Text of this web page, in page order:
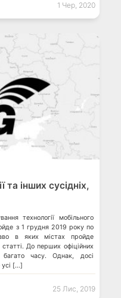
1 Чер, 2020
та інших сусідніх,
технології мобільного
з 1 грудня 2019 року по
в яких містах пройде
До перших офіційних
часу. Однак, досі
усі […]
25 Лис, 2019